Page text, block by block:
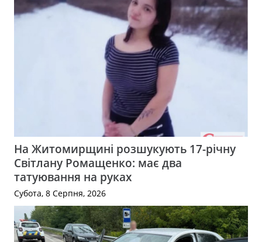
На Житомирщині розшукують 17-річну
Світлану Ромащенко: має два
татуювання на руках
Субота, 8 Серпня, 2026